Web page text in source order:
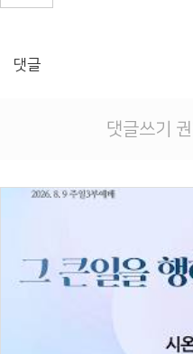
댓글
댓글쓰기